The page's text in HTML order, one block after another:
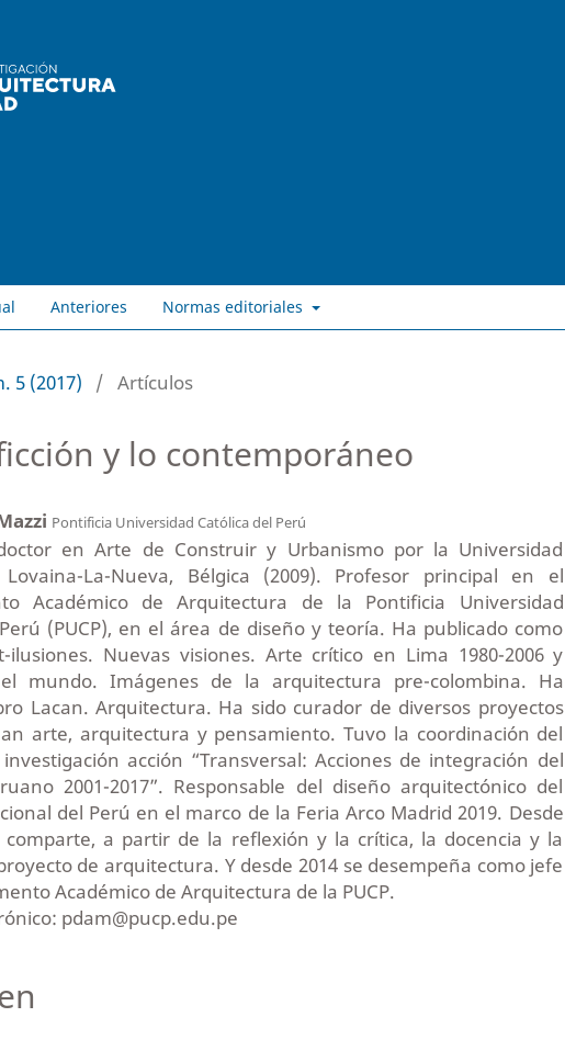
Anteriores Normas editoriales
5 (2017) / Artículos
y lo contemporáneo
Pontificia Universidad Católica del Perú
en Arte de Construir y Urbanismo por la Universidad
La-Nueva, Bélgica (2009). Profesor principal en el
Académico de Arquitectura de la Pontificia Universidad
(PUCP), en el área de diseño y teoría. Ha publicado como
ilusiones. Nuevas visiones. Arte crítico en Lima 1980-2006 y
mundo. Imágenes de la arquitectura pre-colombina. Ha
Lacan. Arquitectura. Ha sido curador de diversos proyectos
arte, arquitectura y pensamiento. Tuvo la coordinación del
acción “Transversal: Acciones de integración del
2001-2017”. Responsable del diseño arquitectónico del
del Perú en el marco de la Feria Arco Madrid 2019. Desde
comparte, a partir de la reflexión y la crítica, la docencia y la
de arquitectura. Y desde 2014 se desempeña como jefe
Académico de Arquitectura de la PUCP.
pdam@pucp.edu.pe